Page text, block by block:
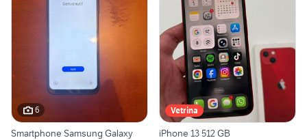
6
Smartphone Samsung Galaxy
Vetrina
iPhone 13 512 GB